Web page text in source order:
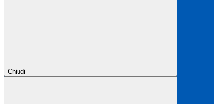
Chiudi